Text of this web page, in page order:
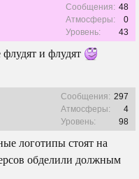
Сообщения: 48
Атмосферы:
0
Уровень:
43
и флудят
Сообщения: 297
Атмосферы:
4
Уровень:
98
логотипы стоят на
обделили должным